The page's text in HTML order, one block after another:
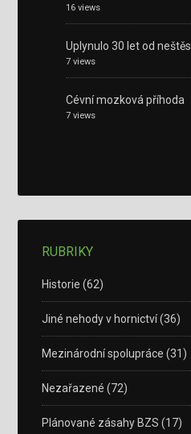
16 views
Uplynulo 30 let od
7 views
Cévní mozková příhoda
7 views
RUBRIKY
Historie (62)
Jiné nehody v hornictví(36)
Mezinárodní spolupráce (31)
Nezařazené (72)
Plánované zásahy BZS (17)